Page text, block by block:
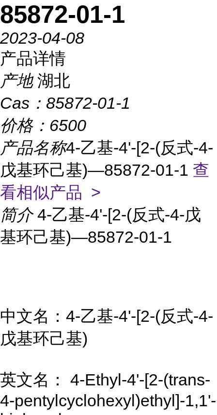
85872-01-1
2023-04-08
产品详情
产地 湖北
Cas： 85872-01-1
价格： 6500
产品名称4-乙基-4'-[2-(反式-4-
戊基环己基)—85872-01-1 查
看相似产品 >
简介 4-乙基-4'-[2-(反式-4-戊
基环己基)—85872-01-1
中文名：4-乙基-4'-[2-(反式-4-
戊基环己基)
英文名： 4-Ethyl-4'-[2-(trans-
4-pentylcyclohexyl)ethyl]-1,1'-